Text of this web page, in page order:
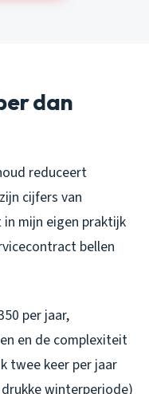
dan
reduceert
cijfers van
in mijn eigen praktijk
bellen
per jaar,
en de complexiteit
twee keer per jaar
winterperiode)